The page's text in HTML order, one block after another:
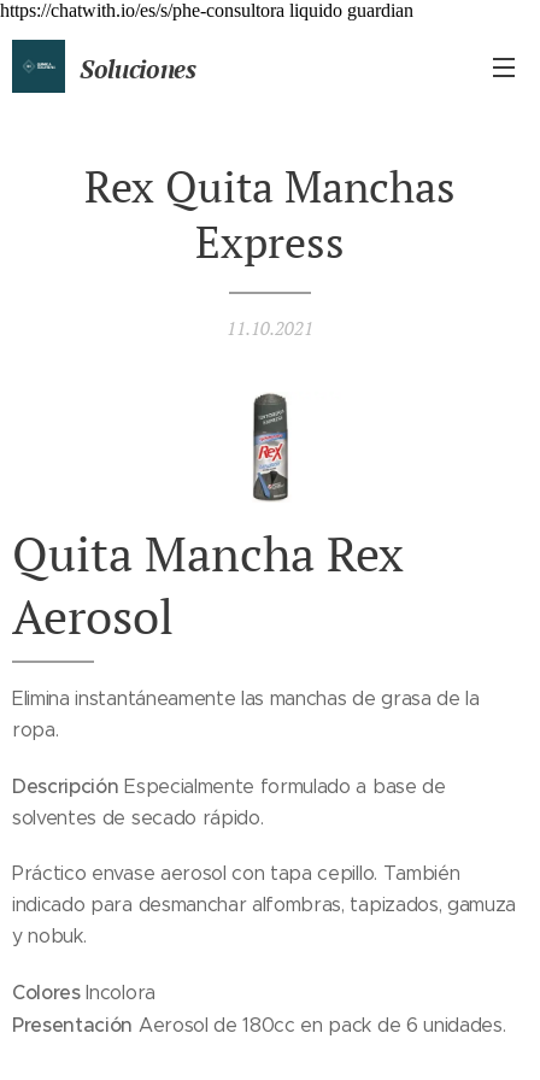
https://chatwith.io/es/s/phe-consultora liquido guardian
Soluciones
Rex Quita Manchas
Express
11.10.2021
Quita Mancha Rex
Aerosol
Elimina instantáneamente las manchas de grasa de la
ropa.
DescripciónEspecialmente formulado a base de
solventes de secado rápido.
Práctico envase aerosol con tapa cepillo. También
indicado para desmanchar alfombras, tapizados, gamuza
y nobuk.
ColoresIncolora
Presentación Aerosol de 180cc en pack de 6 unidades.